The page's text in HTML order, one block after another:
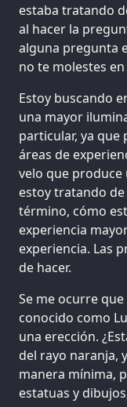
estaba tratando
al hacer la
alguna pregunta
no te molestes
Estoy buscando
una mayor
particular, ya que
áreas de
velo que
estoy tratando
término, cómo
experiencia
experiencia. Las
de hacer.
Se me ocurre
conocido como
una erección.
del rayo naranja,
manera mínima,
estatuas y